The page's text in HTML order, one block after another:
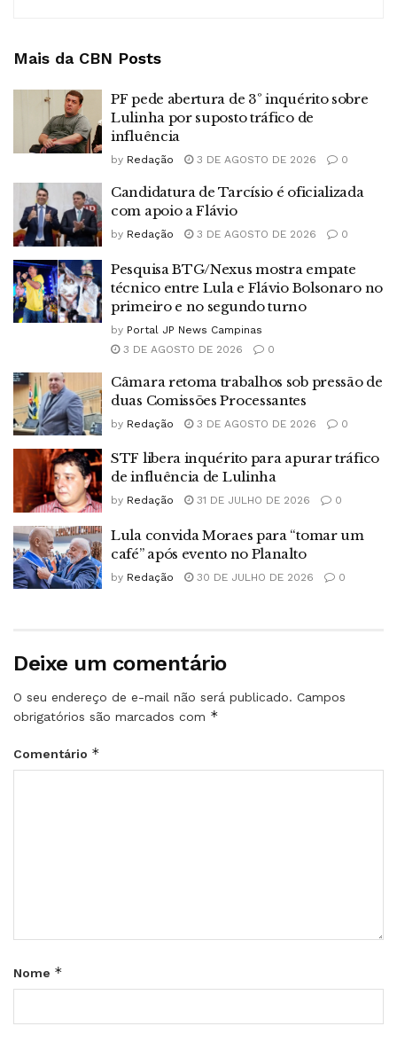
Mais da CBN Posts
PF pede abertura de 3º inquérito sobre
Lulinha por suposto tráfico de
influência
by Redação 3 DE AGOSTO DE 2026 0
Candidatura de Tarcísio é oficializada
com apoio a Flávio
by Redação 3 DE AGOSTO DE 2026 0
Pesquisa BTG/Nexus mostra empate
técnico entre Lula e Flávio Bolsonaro no
primeiro e no segundo turno
by Portal JP News Campinas
3 DE AGOSTO DE 2026
0
Câmara retoma trabalhos sob pressão de
duas Comissões Processantes
by Redação 3 DE AGOSTO DE 2026 0
STF libera inquérito para apurar tráfico
de influência de Lulinha
by Redação 31 DE JULHO DE 2026 0
Lula convida Moraes para “tomar um
café” após evento no Planalto
by Redação 30 DE JULHO DE 2026 0
Deixe um comentário
O seu endereço de e-mail não será publicado. Campos
obrigatórios são marcados com *
Comentário *
Nome *